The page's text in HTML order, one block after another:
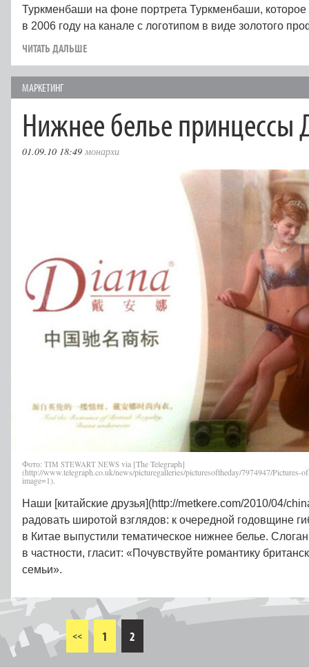
Туркменбаши на фоне портрета Туркменбаши, которое
в 2006 году на канале с логотипом в виде золотого
ЧИТАТЬ ДАЛЬШЕ
МАРКЕТИНГ
Нижнее белье принцессы
01.09.10 18:49 монархи
Фото: TIM STEWART NEWS via [The Telegraph]
(http://www.telegraph.co.uk/news/picturegalleries/picturesoftheday/7974947/Pictures-
image=1).
Наши [китайские друзья](http://metkere.com/2010/04/
радовать широтой взглядов: к очередной годовщине
в Китае выпустили тематическое нижнее белье.
в частности, гласит: «Почувствуйте романтику
семьи».
<< 1 2